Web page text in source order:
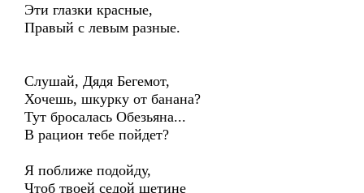
Эти глазки красные,
Правый с левым разные.
Слушай, Дядя Бегемот,
Хочешь, шкурку от банана?
Тут бросалась Обезьяна...
В рацион тебе пойдет?
Я поближе подойду,
Чтоб твоей седой щетине